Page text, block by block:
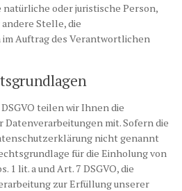
oder juristische Person,
Stelle, die
Auftrag des Verantwortlichen
teilen wir Ihnen die
mit. Sofern die
nicht genannt
für die Einholung von
1 lit. a und Art. 7 DSGVO, die
zur Erfüllung unserer